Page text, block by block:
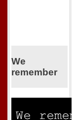
We
remember